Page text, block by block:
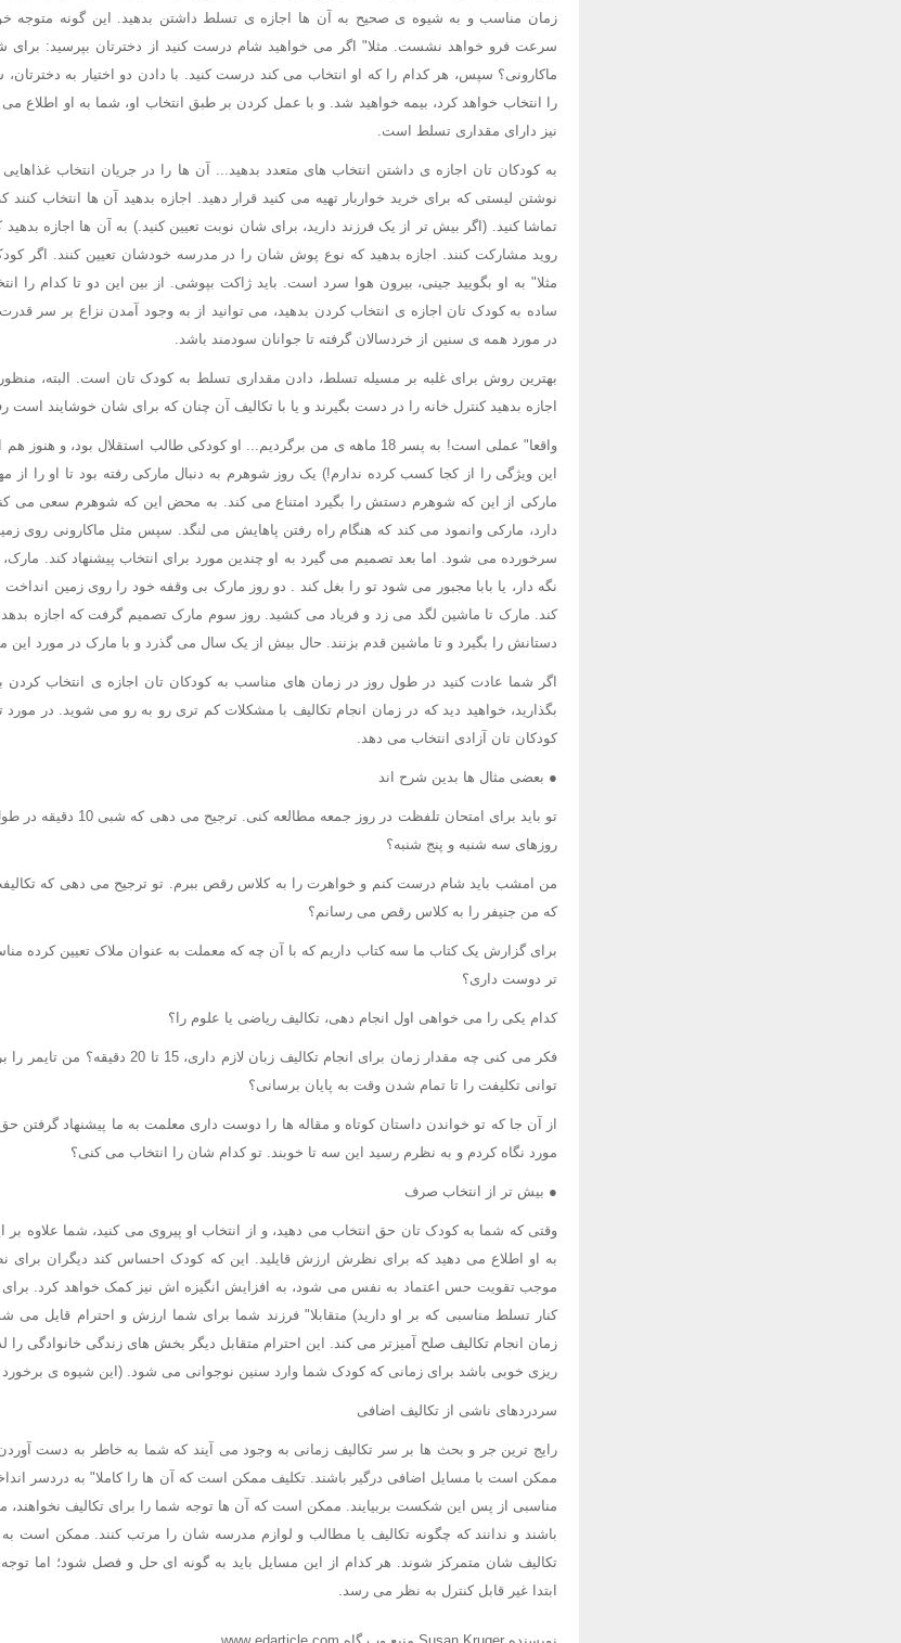
زمان مناسب و به شیوه ی صحیح به آن ها اجازه ی تسلط داشتن بدهید. این گونه متوجه
سرعت فرو خواهد نشست. مثلا" اگر می خواهید شام درست کنید از دخترتان بپرسید: برای
ماکارونی؟ سپس، هر کدام را که او انتخاب می کند درست کنید. با دادن دو اختیار به
را انتخاب خواهد کرد، بیمه خواهید شد. و با عمل کردن بر طبق انتخاب او، شما به او اطلاع
نیز دارای مقداری تسلط است.
به کودکان تان اجازه ی داشتن انتخاب های متعدد بدهید... آن ها را در جریان انتخاب
نوشتن لیستی که برای خرید خواربار تهیه می کنید قرار دهید. اجازه بدهید آن ها انتخاب کنند
تماشا کنید. (اگر بیش تر از یک فرزند دارید، برای شان نوبت تعیین کنید.) به آن ها اجازه
روید مشارکت کنند. اجازه بدهید که نوع پوش شان را در مدرسه خودشان تعیین کنند. اگر
مثلا" به او بگویید جینی، بیرون هوا سرد است. باید ژاکت بپوشی. از بین این دو تا کدام را
ساده به کودک تان اجازه ی انتخاب کردن بدهید، می توانید از به وجود آمدن نزاع بر سر
در مورد همه ی سنین از خردسالان گرفته تا جوانان سودمند باشد.
بهترین روش برای غلبه بر مسیله تسلط، دادن مقداری تسلط به کودک تان است. البته،
اجازه بدهید کنترل خانه را در دست بگیرند و یا با تکالیف آن چنان که برای شان خوشایند است
واقعا" عملی است! به پسر 18 ماهه ی من برگردیم... او کودکی طالب استقلال
این ویژگی را از کجا کسب کرده ندارم!) یک روز شوهرم به دنبال مارکی رفته بود تا او را از
مارکی از این که شوهرم دستش را بگیرد امتناع می کند. به محض این که شوهرم سعی می
دارد، مارکی وانمود می کند که هنگام راه رفتن پاهایش می لنگد. سپس مثل ماکارونی روی
سرخورده می شود. اما بعد تصمیم می گیرد به او چندین مورد برای انتخاب پیشنهاد کند. مارک،
نگه دار، یا بابا مجبور می شود تو را بغل کند . دو روز مارک بی وقفه خود را روی زمین
کند. مارک تا ماشین لگد می زد و فریاد می کشید. روز سوم مارک تصمیم گرفت که اجازه بدهد
دستانش را بگیرد و تا ماشین قدم بزنند. حال بیش از یک سال می گذرد و با مارک در مورد این
اگر شما عادت کنید در طول روز در زمان های مناسب به کودکان تان اجازه ی انتخاب کردن
بگذارید، خواهید دید که در زمان انجام تکالیف با مشکلات کم تری رو به رو می شوید. در مورد
کودکان تان آزادی انتخاب می دهد.
● بعضی مثال ها بدین شرح اند
روزهای سه شنبه و پنج شنبه؟
من امشب باید شام درست کنم و خواهرت را به کلاس رقص ببرم. تو ترجیح می دهی که تکالیفت
که من جنیفر را به کلاس رقص می رسانم؟
برای گزارش یک کتاب ما سه کتاب داریم که با آن چه که معملت به عنوان ملاک تعیین کرده
تر دوست داری؟
کدام یکی را می خواهی اول انجام دهی، تکالیف ریاضی یا علوم را؟
فکر می کنی چه مقدار زمان برای انجام تکالیف
توانی تکلیفت را تا تمام شدن وقت به پایان برسانی؟
از آن جا که تو خواندن داستان کوتاه و مقاله ها را دوست داری معلمت به ما پیشنهاد گرفتن
مورد نگاه کردم و به نظرم رسید این سه تا خوبند. تو کدام شان را انتخاب می کنی؟
● بیش تر از انتخاب صرف
وقتی که شما به کودک تان حق انتخاب می دهید، و از انتخاب او پیروی می کنید، شما علاوه
به او اطلاع می دهید که برای نظرش ارزش قایلید. این که کودک احساس کند دیگران برای
موجب تقویت حس اعتماد به نفس می شود، به افزایش انگیزه اش نیز کمک خواهد کرد. برای
کنار تسلط مناسبی که بر او دارید) متقابلا" فرزند شما برای شما ارزش و احترام قایل
زمان انجام تکالیف صلح آمیزتر می کند. این احترام متقابل دیگر بخش های زندگی خانوادگی
ریزی خوبی باشد برای زمانی که کودک شما وارد سنین نوجوانی می شود. (این شیوه ی برخورد
سردردهای ناشی از تکالیف اضافی
رایج ترین جر و بحث ها بر سر تکالیف زمانی به وجود می آیند که شما به خاطر به دست
ممکن است با مسایل اضافی درگیر باشند. تکلیف ممکن است که آن ها را کاملا" به دردسر
مناسبی از پس این شکست بربیایند. ممکن است که آن ها توجه شما را برای تکالیف
باشند و ندانند که چگونه تکالیف یا مطالب و لوازم مدرسه شان را مرتب کنند. ممکن است
تکالیف شان متمرکز شوند. هر کدام از این مسایل باید به گونه ای حل و فصل شود؛ اما
ابتدا غیر قابل کنترل به نظر می رسد.